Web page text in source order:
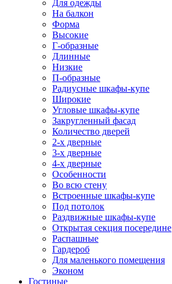
Для одежды
На балкон
Форма
Высокие
Г-образные
Длинные
Низкие
П-образные
Радиусные шкафы-купе
Широкие
Угловые шкафы-купе
Закругленный фасад
Количество дверей
2-х дверные
3-х дверные
4-х дверные
Особенности
Во всю стену
Встроенные шкафы-купе
Под потолок
Раздвижные шкафы-купе
Открытая секция посередине
Распашные
Гардероб
Для маленького помещения
Эконом
Гостиные